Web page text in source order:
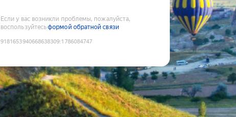
Если у вас возникли проблемы, пожалуйста,
воспользуйтесьформой обратной связи
9181653940668638309:1786084747